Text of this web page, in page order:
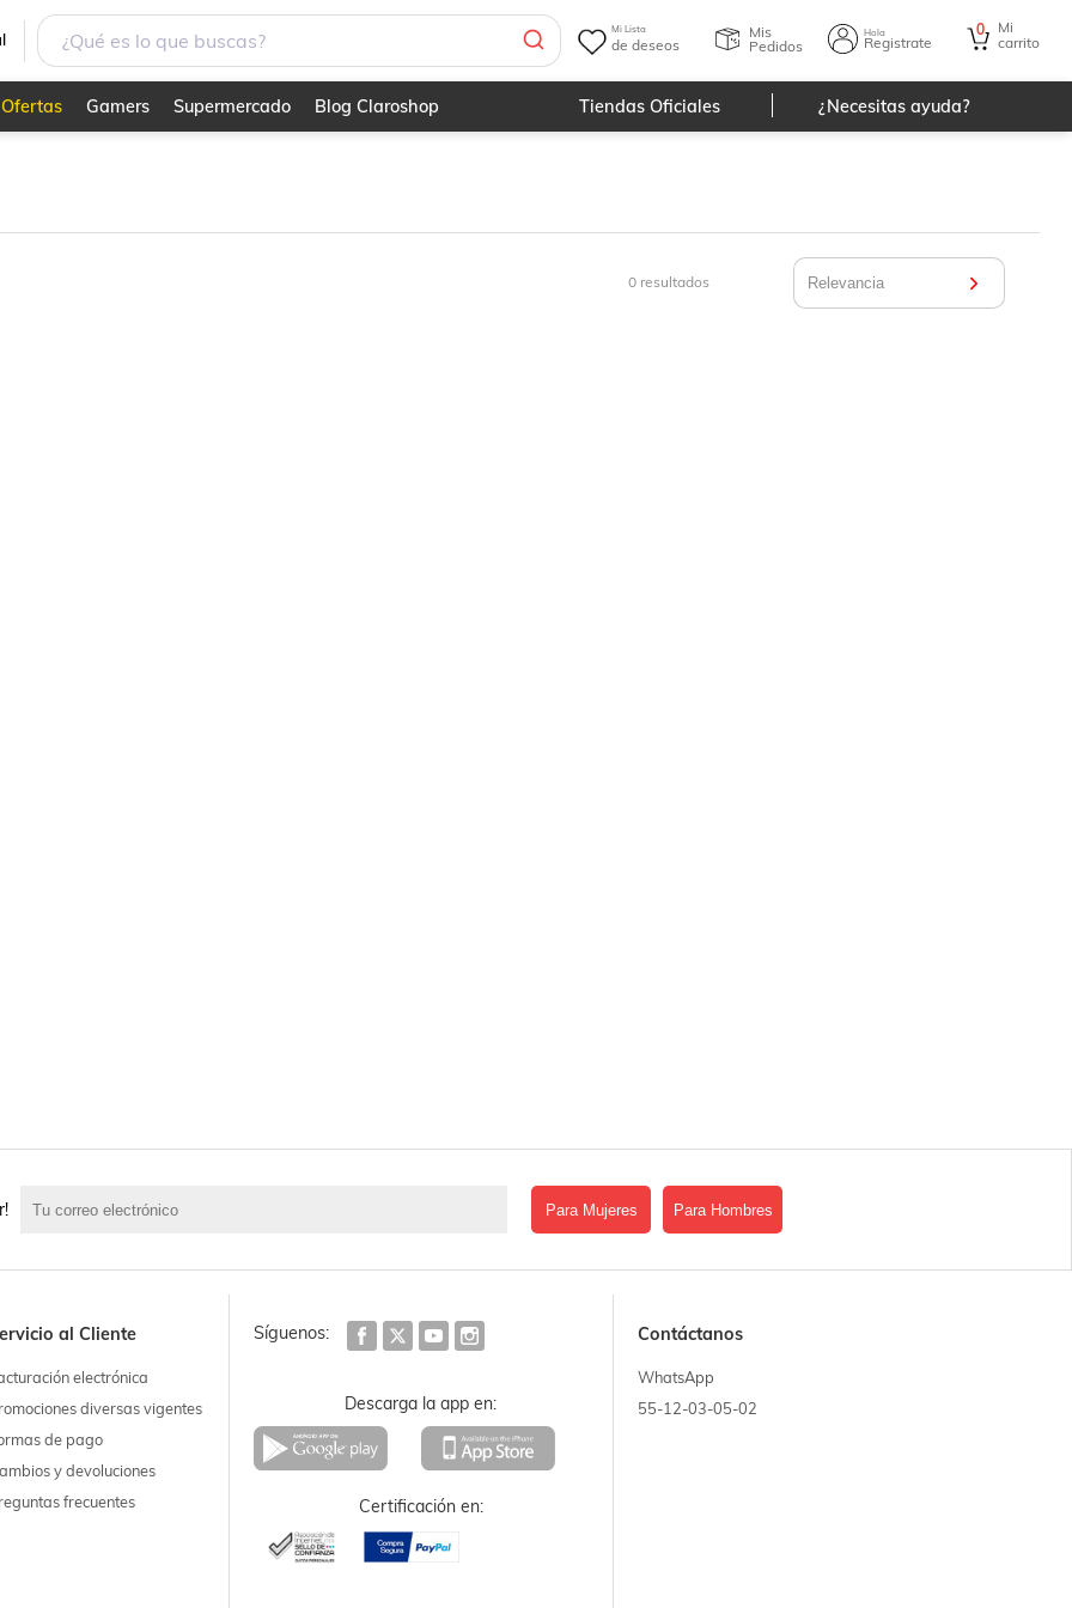
Mi Lista
de deseos
Mis
Pedidos
Hola
Registrate
0
Mi
carrito
Ofertas Gamers Supermercado Blog Claroshop Tiendas Oficiales ¿Necesitas ayuda?
0resultados
Para Mujeres Para Hombres
al Cliente
electrónica
diversas vigentes
de pago
y devoluciones
frecuentes
Síguenos:
Descarga la app en:
Certificación en:
Contáctanos
WhatsApp
55-12-03-05-02